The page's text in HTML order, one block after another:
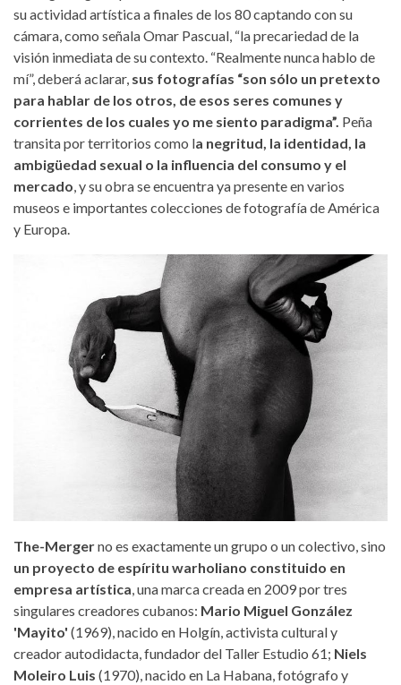
su actividad artística a finales de los 80 captando con su
cámara, como señala Omar Pascual, “la precariedad de la
visión inmediata de su contexto. “Realmente nunca hablo de
mí”, deberá aclarar, sus fotografías “son sólo un pretexto
para hablar de los otros, de esos seres comunes y
corrientes de los cuales yo me siento paradigma”. Peña
transita por territorios como la negritud, la identidad, la
ambigüedad sexual o la influencia del consumo y el
mercado, y su obra se encuentra ya presente en varios
museos e importantes colecciones de fotografía de América
y Europa.
The-Mergerno es exactamente un grupo o un colectivo, sino
un proyecto de espíritu warholiano constituido en
empresa artística, una marca creada en 2009 por tres
singulares creadores cubanos: Mario Miguel González
'Mayito' (1969), nacido en Holgín, activista cultural y
creador autodidacta, fundador del Taller Estudio 61; Niels
Moleiro Luis (1970), nacido en La Habana, fotógrafo y